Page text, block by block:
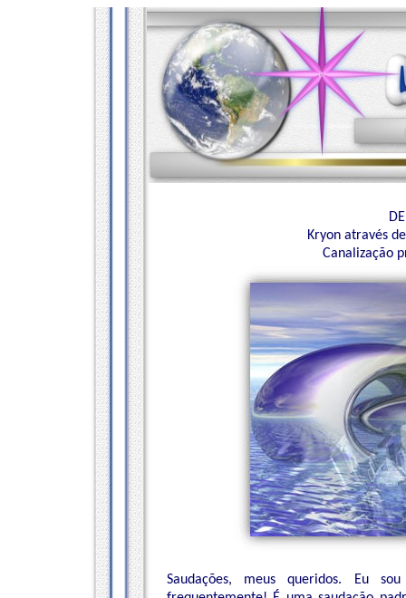
Kryon através
Canalização
Saudações, meus queridos. Eu